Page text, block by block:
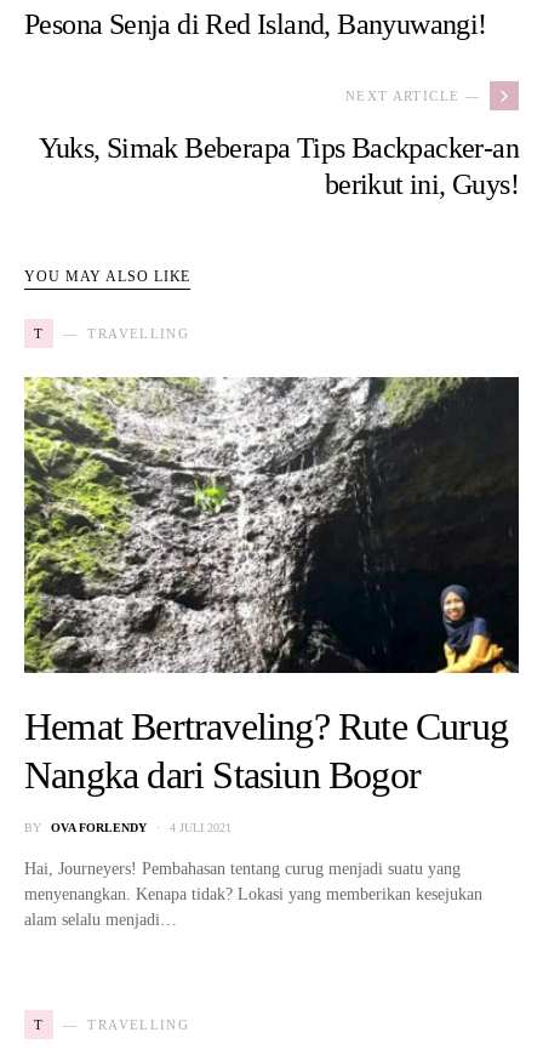
Pesona Senja di Red Island, Banyuwangi!
NEXT ARTICLE —
Yuks, Simak Beberapa Tips Backpacker-an
berikut ini, Guys!
YOU MAY ALSO LIKE
T TRAVELLING
Hemat Bertraveling? Rute Curug
Nangka dari Stasiun Bogor
BY OVA FORLENDY 4 JULI 2021
Hai, Journeyers! Pembahasan tentang curug menjadi suatu yang
menyenangkan. Kenapa tidak? Lokasi yang memberikan kesejukan
alam selalu menjadi…
T TRAVELLING